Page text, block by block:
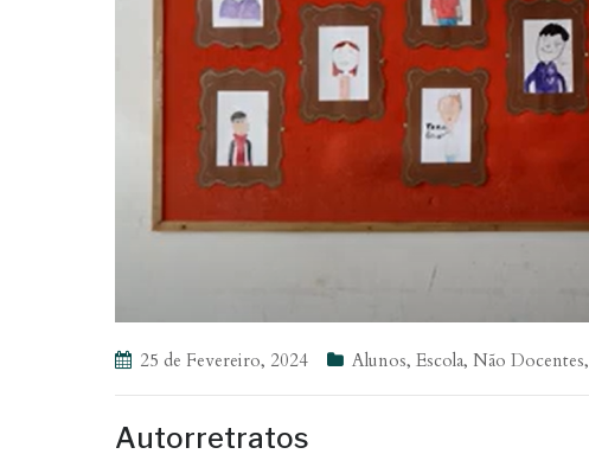
25 de Fevereiro, 2024 Alunos, Escola, Não Docentes,
Autorretratos